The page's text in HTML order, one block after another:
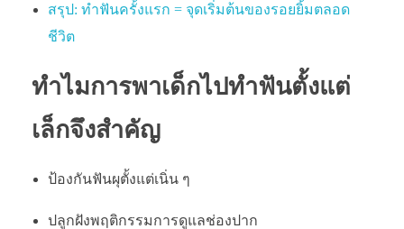
สรุป: ทำฟันครั้งแรก = จุดเริ่มต้นของรอยยิ้มตลอด
ชีวิต
ทำไมการพาเด็กไปทำฟันตั้งแต่
เล็กจึงสำคัญ
ป้องกันฟันผุตั้งแต่เนิ่น ๆ
ปลูกฝังพฤติกรรมการดูแลช่องปาก